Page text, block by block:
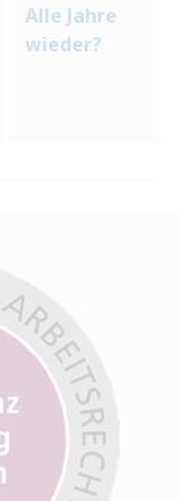
Alle Jahre
wieder?